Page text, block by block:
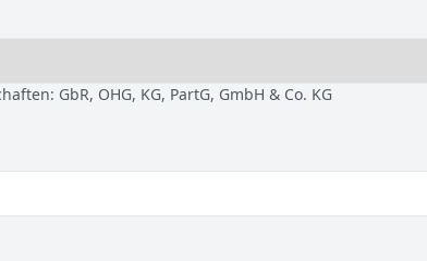
GbR, OHG, KG, PartG, GmbH & Co. KG